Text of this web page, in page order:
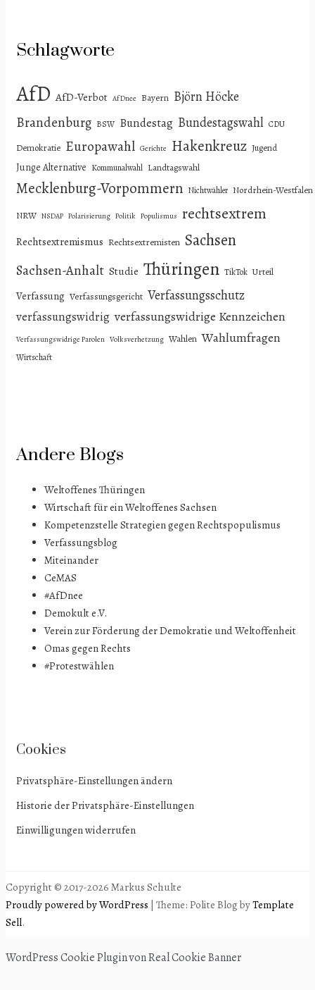
Schlagworte
AfD AfD-Verbot AfDnee Bayern Björn Höcke
Brandenburg BSW Bundestag Bundestagswahl CDU
Demokratie Europawahl Gerichte Hakenkreuz Jugend
Junge Alternative Kommunalwahl Landtagswahl
Mecklenburg-Vorpommern Nichtwähler Nordrhein-Westfalen
NRW NSDAP Polarisierung Politik Populismus rechtsextrem
Rechtsextremismus Rechtsextremisten Sachsen
Sachsen-Anhalt Studie Thüringen TikTok Urteil
Verfassung Verfassungsgericht Verfassungsschutz
verfassungswidrig verfassungswidrige Kennzeichen
Verfassungswidrige Parolen Volksverhetzung Wahlen Wahlumfragen
Wirtschaft
Andere Blogs
Weltoffenes Thüringen
Wirtschaft für ein Weltoffenes Sachsen
Kompetenzstelle Strategien gegen Rechtspopulismus
Verfassungsblog
Miteinander
CeMAS
#AfDnee
Demokult e.V.
Verein zur Förderung der Demokratie und Weltoffenheit
Omas gegen Rechts
#Protestwählen
Cookies
Privatsphäre-Einstellungen ändern
Historie der Privatsphäre-Einstellungen
Einwilligungen widerrufen
Copyright © 2017-2026 Markus Schulte
Proudly powered by WordPress | Theme: Polite Blog byTemplate
Sell.
WordPress Cookie Plugin von Real Cookie Banner